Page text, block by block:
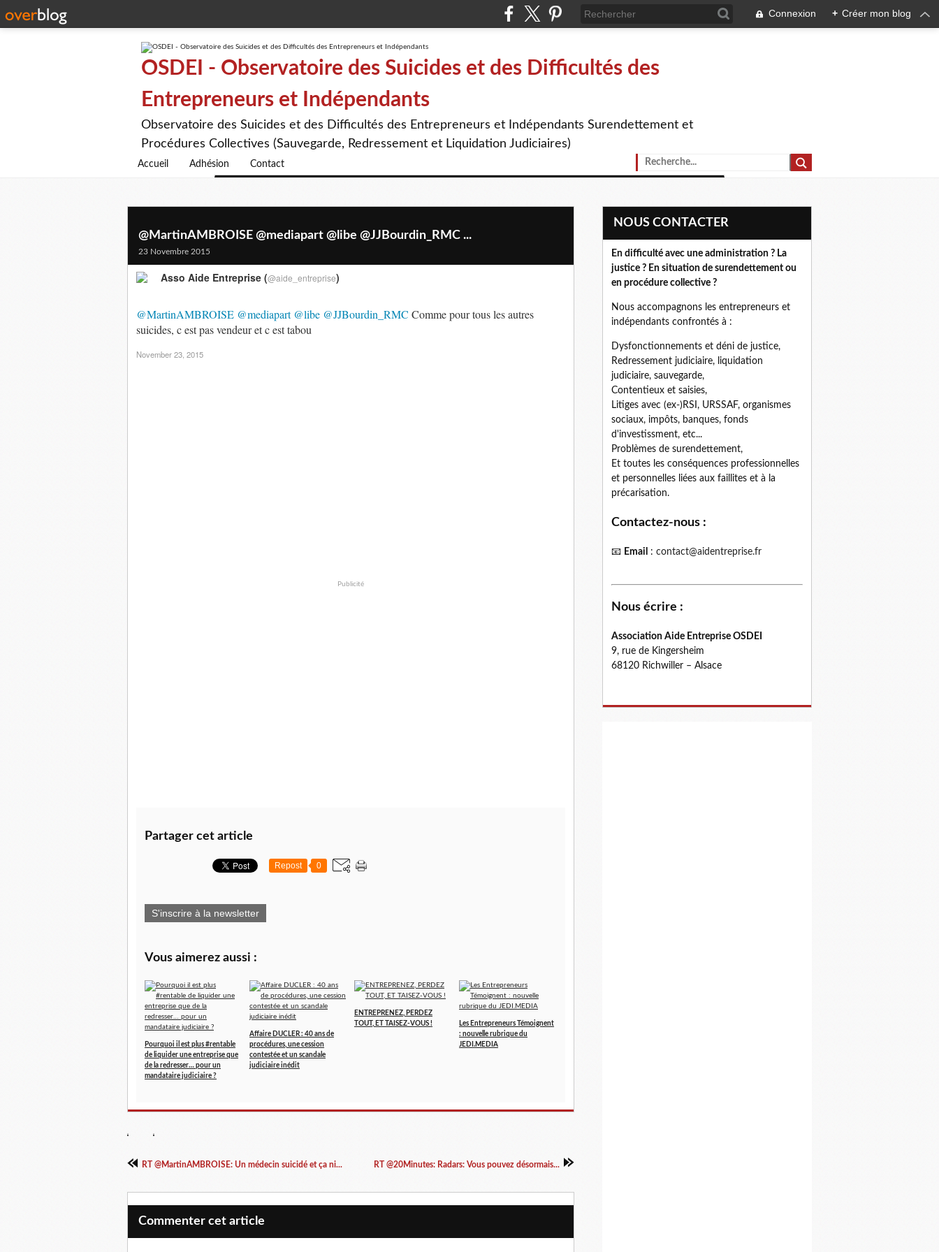
Connexion + Créer mon blog
OSDEI - Observatoire des Suicides et des Difficultés des
Entrepreneurs et Indépendants
Observatoire des Suicides et des Difficultés des Entrepreneurs et Indépendants Surendettement et
Procédures Collectives (Sauvegarde, Redressement et Liquidation Judiciaires)
Accueil Adhésion Contact
@MartinAMBROISE @mediapart @libe @JJBourdin_RMC ...
23 Novembre 2015
@MartinAMBROISE @mediapart @libe @JJBourdin_RMC Comme pour tous les autres
suicides, c est pas vendeur et c est tabou
Asso Aide Entreprise (@aide_entreprise)
November 23, 2015
Publicité
Partager cet article
Repost 0
S'inscrire à la newsletter
Vous aimerez aussi :
Pourquoi il est plus #rentable
de liquider une entreprise que
de la redresser… pour un
mandataire judiciaire ?
Affaire DUCLER : 40 ans de
procédures, une cession
contestée et un scandale
judiciaire inédit
ENTREPRENEZ, PERDEZ
TOUT, ET TAISEZ-VOUS !
Les Entrepreneurs Témoignent
: nouvelle rubrique du
JEDI.MEDIA
RT @MartinAMBROISE: Un médecin suicidé et ça ni... RT @20Minutes: Radars: Vous pouvez désormais...
Commenter cet article
NOUS CONTACTER
En difficulté avec une administration ? La
justice ? En situation de surendettement ou
en procédure collective ?
Nous accompagnons les entrepreneurs et
indépendants confrontés à :
Dysfonctionnements et déni de justice,
Redressement judiciaire, liquidation
judiciaire, sauvegarde,
Contentieux et saisies,
Litiges avec (ex-)RSI, URSSAF, organismes
sociaux, impôts, banques, fonds
d'investissment, etc...
Problèmes de surendettement,
Et toutes les conséquences professionnelles
et personnelles liées aux faillites et à la
précarisation.
Contactez-nous :
📧 Email : contact@aidentreprise.fr
Nous écrire :
Association Aide Entreprise OSDEI
9, rue de Kingersheim
68120 Richwiller – Alsace